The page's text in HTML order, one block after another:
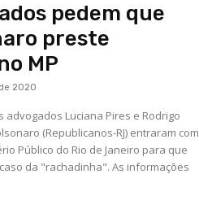
pedem que
preste
MP
2020
advogados Luciana Pires e Rodrigo
(Republicanos-RJ) entraram com
Público do Rio de Janeiro para que
da "rachadinha". As informações